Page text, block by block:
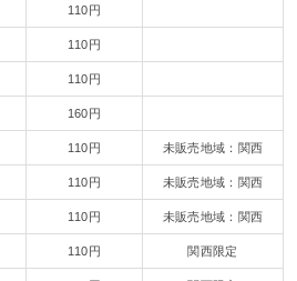
110円
110円
110円
160円
110円 未販売地域：関西
110円 未販売地域：関西
110円 未販売地域：関西
110円 関西限定